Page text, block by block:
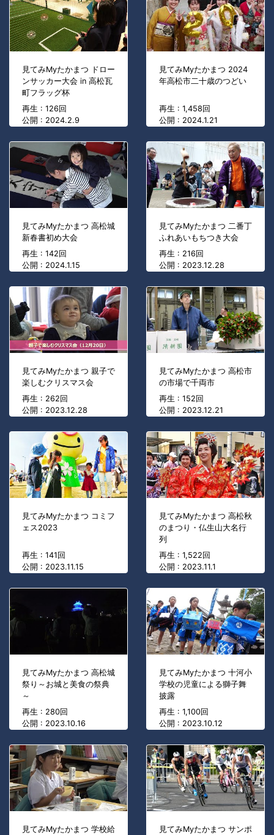
見てみMyたかまつ ドロー
ンサッカー大会 in 高松瓦
町フラッグ杯
再生 : 126回
公開 : 2024.2.9
見てみMyたかまつ 2024
年高松市二十歳のつどい
再生 : 1,458回
公開 : 2024.1.21
見てみMyたかまつ 高松城
新春書初め大会
再生 : 142回
公開 : 2024.1.15
見てみMyたかまつ 二番丁
ふれあいもちつき大会
再生 : 216回
公開 : 2023.12.28
見てみMyたかまつ 親子で
楽しむクリスマス会
再生 : 262回
公開 : 2023.12.28
見てみMyたかまつ 高松市
の市場で千両市
再生 : 152回
公開 : 2023.12.21
見てみMyたかまつ コミフ
ェス2023
再生 : 141回
公開 : 2023.11.15
見てみMyたかまつ 高松秋
のまつり・仏生山大名行
列
再生 : 1,522回
公開 : 2023.11.1
見てみMyたかまつ 高松城
祭り～お城と美食の祭典
～
再生 : 280回
公開 : 2023.10.16
見てみMyたかまつ 十河小
学校の児童による獅子舞
披露
再生 : 1,100回
公開 : 2023.10.12
見てみMyたかまつ 学校給
見てみMyたかまつ サンポ